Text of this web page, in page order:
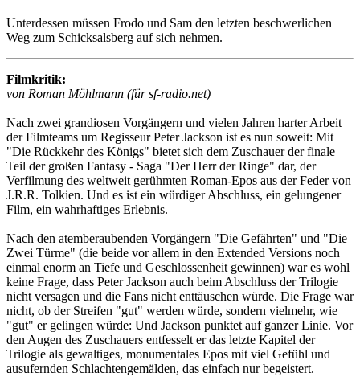
Unterdessen müssen Frodo und Sam den letzten beschwerlichen
Weg zum Schicksalsberg auf sich nehmen.
Filmkritik:
von Roman Möhlmann (für sf-radio.net)
Nach zwei grandiosen Vorgängern und vielen Jahren harter Arbeit
der Filmteams um Regisseur Peter Jackson ist es nun soweit: Mit
"Die Rückkehr des Königs" bietet sich dem Zuschauer der finale
Teil der großen Fantasy - Saga "Der Herr der Ringe" dar, der
Verfilmung des weltweit gerühmten Roman-Epos aus der Feder von
J.R.R. Tolkien. Und es ist ein würdiger Abschluss, ein gelungener
Film, ein wahrhaftiges Erlebnis.
Nach den atemberaubenden Vorgängern "Die Gefährten" und "Die
Zwei Türme" (die beide vor allem in den Extended Versions noch
einmal enorm an Tiefe und Geschlossenheit gewinnen) war es wohl
keine Frage, dass Peter Jackson auch beim Abschluss der Trilogie
nicht versagen und die Fans nicht enttäuschen würde. Die Frage war
nicht, ob der Streifen "gut" werden würde, sondern vielmehr, wie
"gut" er gelingen würde: Und Jackson punktet auf ganzer Linie. Vor
den Augen des Zuschauers entfesselt er das letzte Kapitel der
Trilogie als gewaltiges, monumentales Epos mit viel Gefühl und
ausufernden Schlachtengemälden, das einfach nur begeistert.